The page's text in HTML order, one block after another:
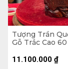
Tượng Trần
Gỗ Trắc Cao
11.100.000 ₫